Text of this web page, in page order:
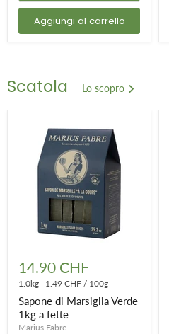
Aggiungi al carrello
Scatola Lo scopro
di
Marsiglia
Verde
1kg
a
fette
14.90 CHF
1.0kg | 1.49 CHF / 100g
Sapone di Marsiglia Verde
1kg a fette
Marius Fabre